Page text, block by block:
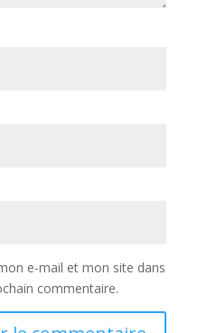
e-mail et mon site dans
commentaire.